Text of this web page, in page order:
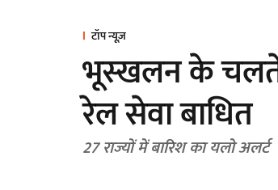
टॉप न्यूज़
भूस्खलन के चलते
रेल सेवा बाधित
27 राज्यों में बारिश का यलो अलर्ट